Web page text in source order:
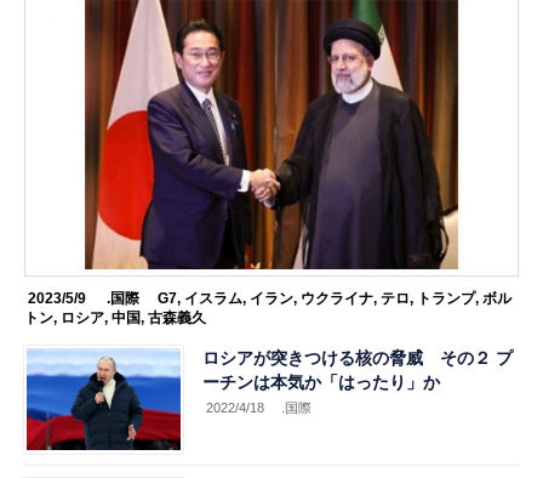
2023/5/9 .国際 G7, イスラム, イラン, ウクライナ, テロ, トランプ, ボル
トン, ロシア,中国,古森義久
ロシアが突きつける核の脅威 その２ プ
ーチンは本気か「はったり」か
2022/4/18 .国際